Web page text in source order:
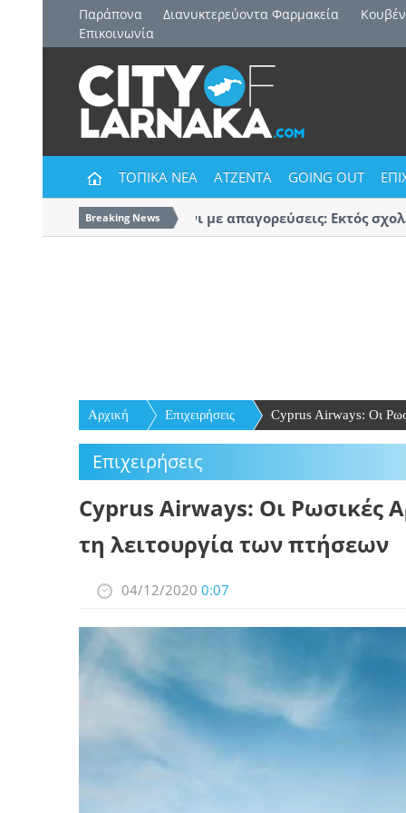
Παράπονα Διανυκτερεύοντα Φαρμακεία
Επικοινωνία
ΤΟΠΙΚΑ ΝΕΑ ΑΤΖΕΝΤΑ GOING OUT
Breaking News
Πρώτο κουδούνι με απαγορεύσεις: Εκτός
κομμάτων και ομάδων
Αρχική Επιχειρήσεις Cyprus Airways: Οι
Επιχειρήσεις
Cyprus Airways: Οι Ρωσικές
τη λειτουργία των πτήσεων
04/12/2020 0:07